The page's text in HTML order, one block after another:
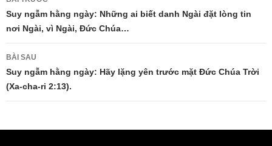
hướng
bài
viết
Suy ngẫm hằng ngày: Những ai biết danh Ngài đặt lòng tin
nơi Ngài, vì Ngài, Đức Chúa…
BÀI SAU
Suy ngẫm hằng ngày: Hãy lặng yên trước mặt Đức Chúa Trời
(Xa-cha-ri 2:13).